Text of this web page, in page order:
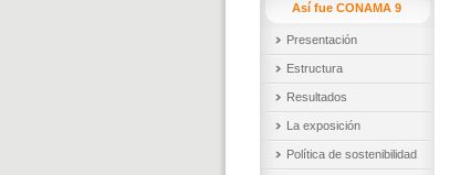
Así fue CONAMA 9
Presentación
Estructura
Resultados
La exposición
Política de sostenibilidad